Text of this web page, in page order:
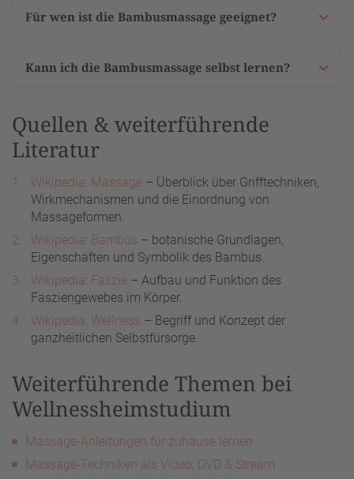
Für wen ist die Bambusmassage geeignet?
Kann ich die Bambusmassage selbst lernen?
Quellen & weiterführende
Literatur
Wikipedia: Massage – Überblick über Grifftechniken,
Wirkmechanismen und die Einordnung von
Massageformen.
Wikipedia: Bambus – botanische Grundlagen,
Eigenschaften und Symbolik des Bambus.
Wikipedia: Faszie – Aufbau und Funktion des
Fasziengewebes im Körper.
Wikipedia: Wellness – Begriff und Konzept der
ganzheitlichen Selbstfürsorge.
Weiterführende Themen bei
Wellnessheimstudium
Massage-Anleitungen für zuhause lernen
Massage-Techniken als Video, DVD & Stream